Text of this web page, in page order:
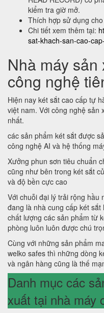
kiểm tra giờ mở.
Thích hợp sử dụng
Chi tiết xem thêm tại:
sat-khach-san-cao-
Nhà máy sản
công nghệ
Hiện nay két sắt cao cấp tự
việt nam. Với công nghệ sản
nhất.
các sản phẩm két sắt được
công nghệ AI và hệ thống
Xưởng phun sơn tiêu chuẩn
cũng như bên trong két sắt
và độ bền cực cao
Với chuỗi đại lý trải rộng hầu
đang là nhà cung cấp két
chất lượng các sản phẩm từ
phòng luôn luôn được chú
Cùng với những sản phẩm
welko safes thì những dòng
và ngân hàng cũng là thế
Danh mục các
xuất tại nhà máy